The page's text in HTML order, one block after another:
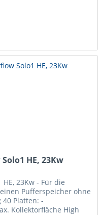
HE, 23Kw
23Kw - Für die
Pufferspeicher ohne
Platten: -
Kollektorfläche High